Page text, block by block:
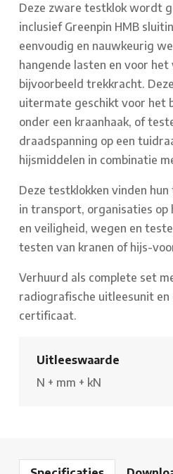
Deze zware testklok wordt
inclusief Greenpin HMB
eenvoudig en nauwkeurig
hangende lasten en voor
bijvoorbeeld trekkracht.
uitermate geschikt voor het
onder een kraanhaak, of
draadspanning op een
hijsmiddelen in combinatie
Deze testklokken vinden hun
in transport, organisaties op
en veiligheid, wegen en
testen van kranen of hijs-
Verhuurd als complete set
radiografische uitleesunit
certificaat.
Uitleeswaarde
N + mm + kN